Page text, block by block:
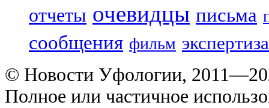
отчеты очевидцы письма
сообщения фильм экспертиза
© Новости Уфологии,
Полное или частичное